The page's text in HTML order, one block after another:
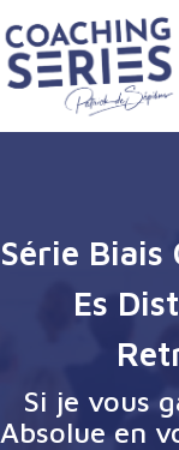
Série
Es
Si je vous
Absolue en